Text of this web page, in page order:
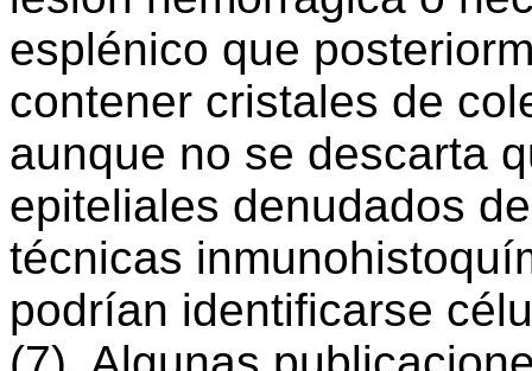
esplénico que
contener cristales de
aunque no se descarta
epiteliales denudados
técnicas
podrían identificarse